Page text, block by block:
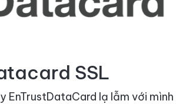
SSL
EnTrustDataCard lạ lẫm với mình